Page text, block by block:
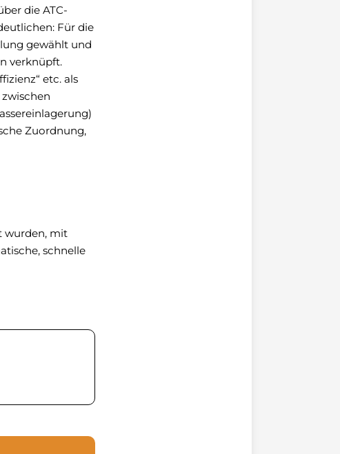
die ATC-
Für die
gewählt und
verknüpft.
etc. als
Zuordnung,
wurden, mit
schnelle